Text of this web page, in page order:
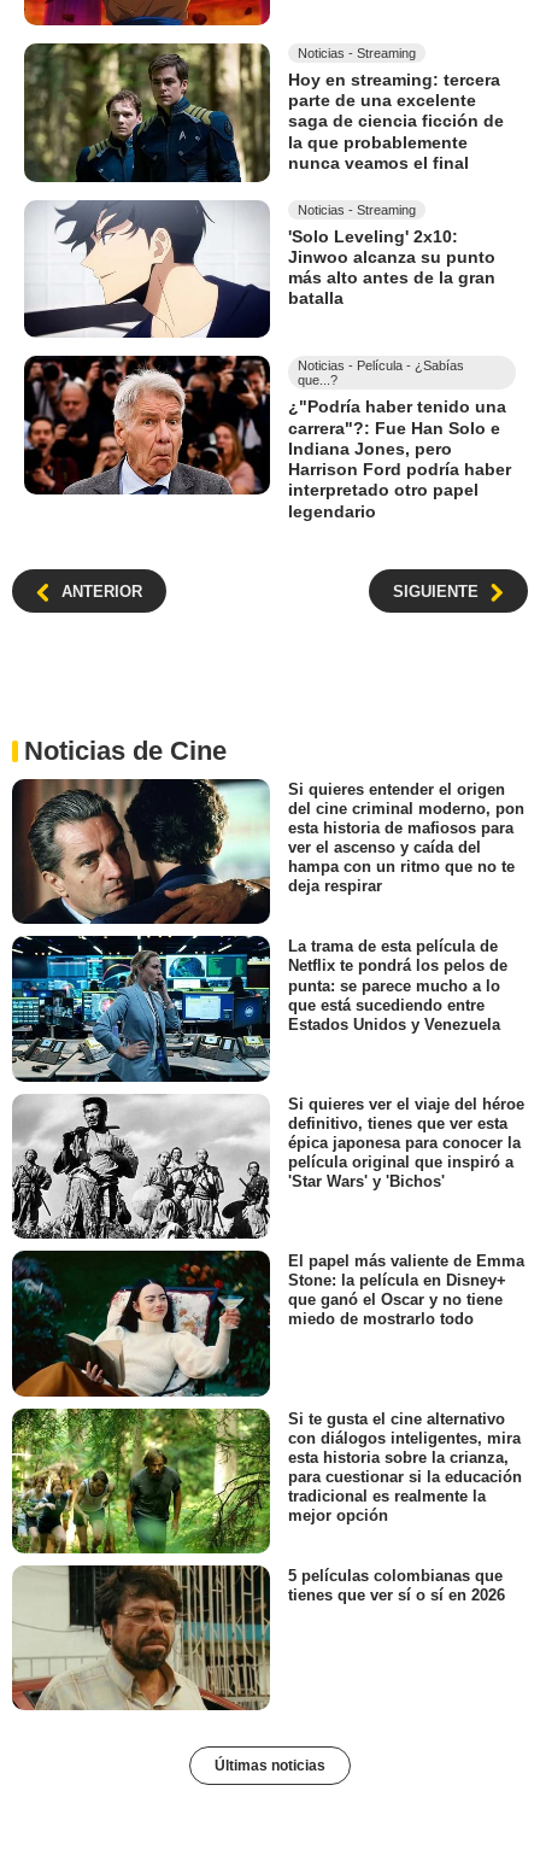
Noticias - Streaming
Hoy en streaming: tercera
parte de una excelente
saga de ciencia ficción de
la que probablemente
nunca veamos el final
Noticias - Streaming
'Solo Leveling' 2x10:
Jinwoo alcanza su punto
más alto antes de la gran
batalla
Noticias - Película - ¿Sabías
que...?
¿"Podría haber tenido una
carrera"?: Fue Han Solo e
Indiana Jones, pero
Harrison Ford podría haber
interpretado otro papel
legendario
ANTERIOR SIGUIENTE
Noticias de Cine
Si quieres entender el origen
del cine criminal moderno, pon
esta historia de mafiosos para
ver el ascenso y caída del
hampa con un ritmo que no te
deja respirar
La trama de esta película de
Netflix te pondrá los pelos de
punta: se parece mucho a lo
que está sucediendo entre
Estados Unidos y Venezuela
Si quieres ver el viaje del héroe
definitivo, tienes que ver esta
épica japonesa para conocer la
película original que inspiró a
'Star Wars' y 'Bichos'
El papel más valiente de Emma
Stone: la película en Disney+
que ganó el Oscar y no tiene
miedo de mostrarlo todo
Si te gusta el cine alternativo
con diálogos inteligentes, mira
esta historia sobre la crianza,
para cuestionar si la educación
tradicional es realmente la
mejor opción
5 películas colombianas que
tienes que ver sí o sí en 2026
Últimas noticias